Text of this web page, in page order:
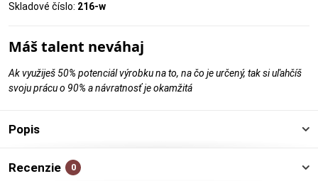
Skladové číslo: 216-w
Máš talent neváhaj
Ak využiješ 50% potenciál výrobku na to, na čo je určený, tak si uľahčíš
svoju prácu o 90% a návratnosť je okamžitá
Popis
Recenzie 0